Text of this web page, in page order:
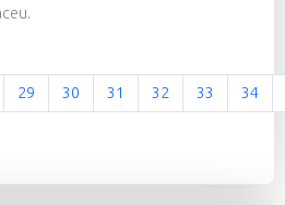
Stranica 37 od 37
29 30 31 32 33 34